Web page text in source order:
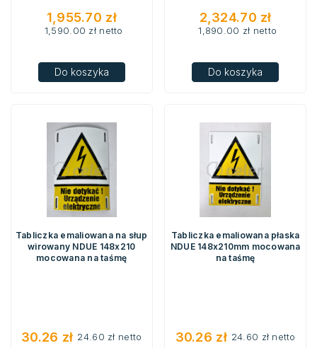
1,955.70 zł
1,590.00 zł netto
Do koszyka
2,324.70 zł
1,890.00 zł netto
Do koszyka
Tabliczka emaliowana na słup
wirowany NDUE 148x210
mocowana na taśmę
30.26 zł 24.60 zł netto
Tabliczka emaliowana płaska
NDUE 148x210mm mocowana
na taśmę
30.26 zł 24.60 zł netto